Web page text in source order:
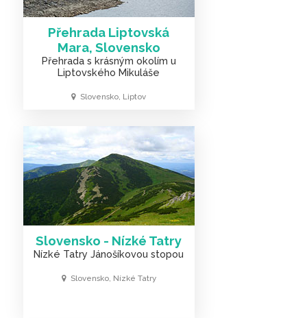
Přehrada Liptovská
Mara, Slovensko
Přehrada s krásným okolím u
Liptovského Mikuláše
Slovensko, Liptov
Slovensko - Nízké Tatry
Nízké Tatry Jánošíkovou stopou
Slovensko, Nízké Tatry